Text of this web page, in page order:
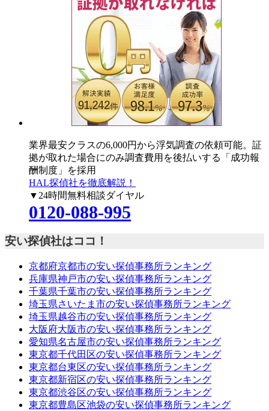
業界最安クラスの6,000円から浮気調査の依頼可能。証
拠が取れた場合にのみ調査費用を後払いする「成功報
酬制度」を採用
HAL探偵社を徹底解説！
▼24時間無料相談ダイヤル
0120-088-995
安い探偵社はココ！
京都府京都市の安い探偵事務所ランキング
兵庫県神戸市の安い探偵事務所ランキング
千葉県千葉市の安い探偵事務所ランキング
埼玉県さいたま市の安い探偵事務所ランキング
埼玉県越谷市の安い探偵事務所ランキング
大阪府大阪市の安い探偵事務所ランキング
愛知県名古屋市の安い探偵事務所ランキング
東京都千代田区の安い探偵事務所ランキング
東京都台東区の安い探偵事務所ランキング
東京都新宿区の安い探偵事務所ランキング
東京都渋谷区の安い探偵事務所ランキング
東京都豊島区池袋の安い探偵事務所ランキング